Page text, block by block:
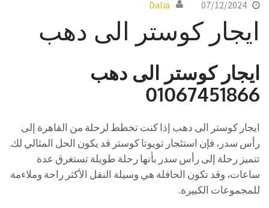
07/12/2024
Dalia
ايجار كوستر الى دهب
ايجار كوستر الى دهب
01067451866
ايجار كوستر الى دهب إذا كنت تخطط لرحلة من القاهرة إلى
رأس سدر، فإن استئجار تويوتا كوستر قد يكون الحل المثالي لك.
تتميز رحلة إلى رأس سدر بأنها رحلة طويلة تستغرق عدة
ساعات، وقد تكون الحافلة هي وسيلة النقل الأكثر راحة وملاءمة
للمجموعات الكبيرة.